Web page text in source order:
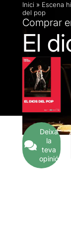
Inici » Escena
del pop
Comprar
El
Deixa
la
teva
opinió